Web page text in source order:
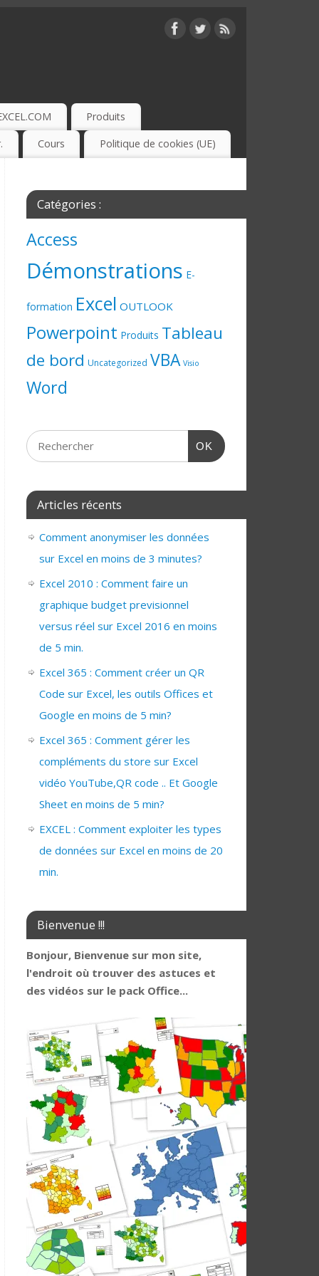
Produits
Cours Politique de cookies (UE)
Catégories :
Access
Démonstrations E-
formation Excel OUTLOOK
Powerpoint Produits Tableau
de bord Uncategorized VBA Visio
Word
OK
Articles récents
Comment anonymiser les données
sur Excel en moins de 3 minutes?
Excel 2010 : Comment faire un
graphique budget previsionnel
versus réel sur Excel 2016 en moins
de 5 min.
Excel 365 : Comment créer un QR
Code sur Excel, les outils Offices et
Google en moins de 5 min?
Excel 365 : Comment gérer les
compléments du store sur Excel
vidéo YouTube,QR code .. Et Google
Sheet en moins de 5 min?
EXCEL : Comment exploiter les types
de données sur Excel en moins de 20
min.
Bienvenue !!!
Bonjour, Bienvenue sur mon site,
l'endroit où trouver des astuces et
des vidéos sur le pack Office...